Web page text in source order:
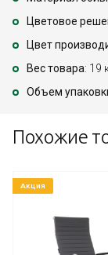
Цветовое
Цвет
Вес товара: 19
Объем
Похожие
Акция